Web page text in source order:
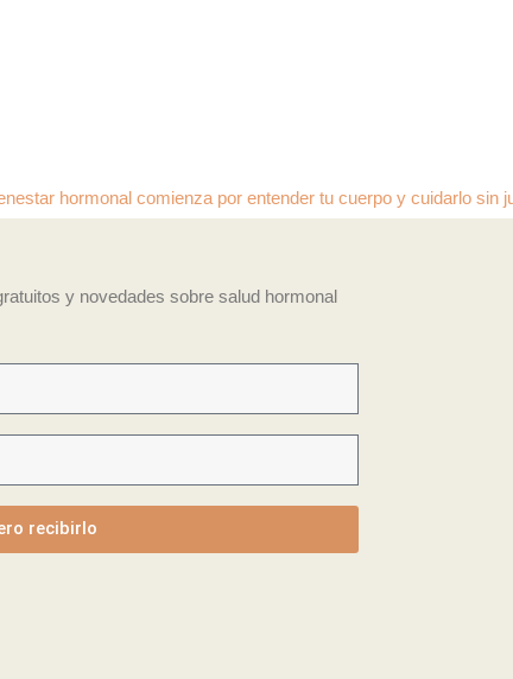
comienza por entender tu cuerpo y cuidarlo sin juicios ·
y novedades sobre salud hormonal
recibirlo